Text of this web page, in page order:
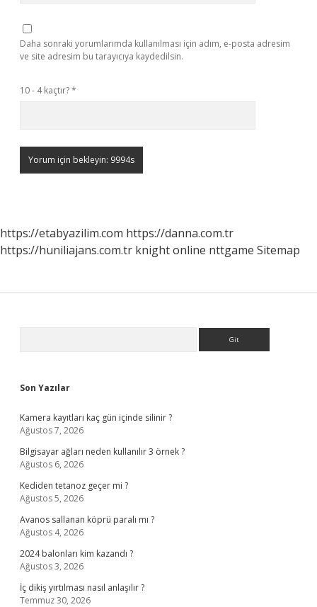
Daha sonraki yorumlarımda kullanılması için adım, e-posta adresim
ve site adresim bu tarayıcıya kaydedilsin.
10 - 4 kaçtır?*
https://etabyazilim.com https://danna.com.tr
https://huniliajans.com.tr knight online nttgame Sitemap
Son Yazılar
Kamera kayıtları kaç gün içinde silinir ?
Ağustos 7, 2026
Bilgisayar ağları neden kullanılır 3 örnek ?
Ağustos 6, 2026
Kediden tetanoz geçer mi ?
Ağustos 5, 2026
Avanos sallanan köprü paralı mı ?
Ağustos 4, 2026
2024 balonları kim kazandı ?
Ağustos 3, 2026
İç dikiş yırtılması nasıl anlaşılır ?
Temmuz 30, 2026